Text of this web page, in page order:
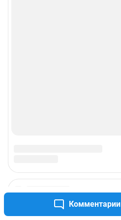
Комментарии